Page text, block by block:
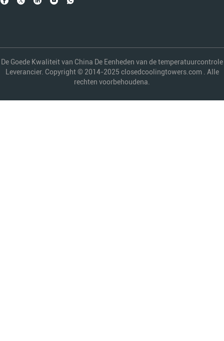
De Goede Kwaliteit van China De Eenheden van de temperatuurcontrole
Leverancier. Copyright © 2014-2025 closedcoolingtowers.com . Alle
rechten voorbehoudena.